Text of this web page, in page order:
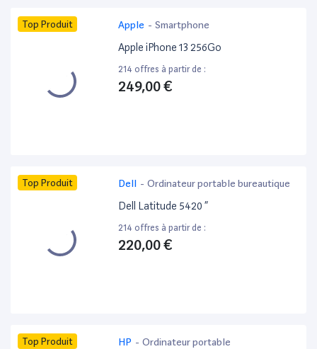
Top Produit Apple - Smartphone
Apple iPhone 13 256Go
214 offres à partir de :
249,00 €
Top Produit Dell - Ordinateur portable bureautique
Dell Latitude 5420 ”
214 offres à partir de :
220,00 €
Top Produit HP - Ordinateur portable